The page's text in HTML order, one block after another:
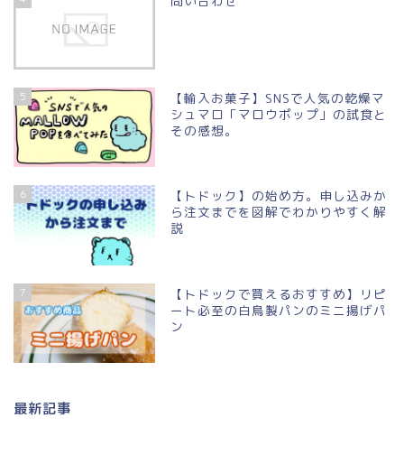
5
【輸入お菓子】SNSで人気の乾燥マ
シュマロ「マロウポップ」の試食と
その感想。
6
【トドック】の始め方。申し込みか
ら注文までを図解でわかりやすく解
説
7
【トドックで買えるおすすめ】リピ
ート必至の白鳥製パンのミニ揚げパ
ン
最新記事